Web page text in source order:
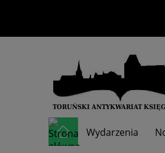
Wydarzenia